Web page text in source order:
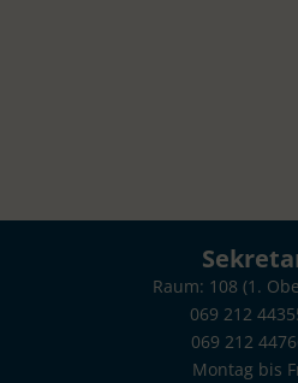
Raum: 108 (1.
069 212
069 212
Montag bis